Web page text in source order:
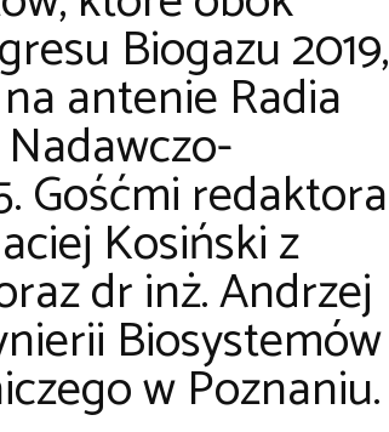
Biogazu 2019,
antenie Radia
Gośćmi redaktora
Kosiński z
dr inż. Andrzej
Biosystemów
w Poznaniu.